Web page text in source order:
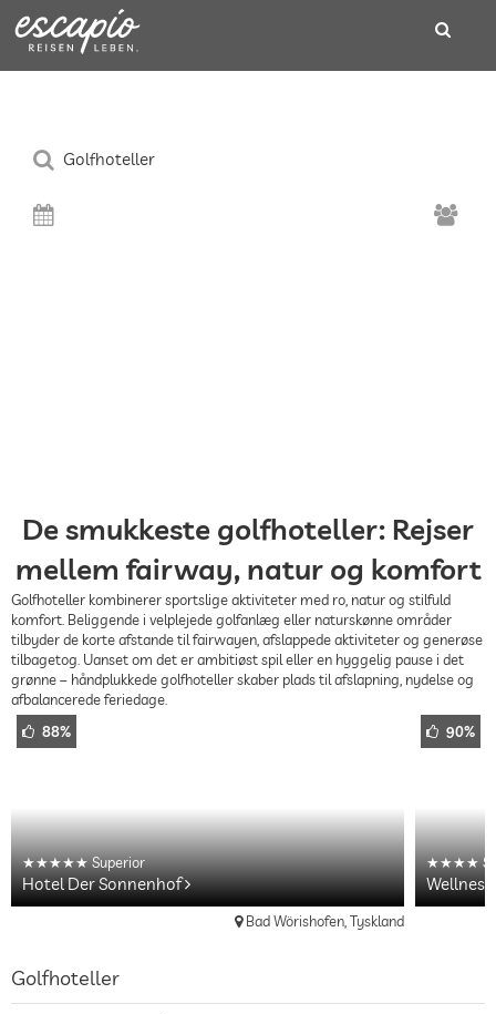
De smukkeste golfhoteller: Rejser
mellem fairway, natur og komfort
Golfhoteller kombinerer sportslige aktiviteter med ro, natur og stilfuld
komfort. Beliggende i velplejede golfanlæg eller naturskønne områder
tilbyder de korte afstande til fairwayen, afslappede aktiviteter og generøse
tilbagetog. Uanset om det er ambitiøst spil eller en hyggelig pause i det
grønne – håndplukkede golfhoteller skaber plads til afslapning, nydelse og
afbalancerede feriedage.
88%
Superior
Hotel Der Sonnenhof
Bad Wörishofen, Tyskland
90%
Golfhoteller